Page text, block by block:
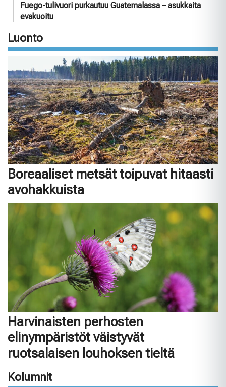
Fuego-tulivuori purkautuu Guatemalassa – asukkaita
evakuoitu
Luonto
Boreaaliset metsät toipuvat hitaasti
avohakkuista
Harvinaisten perhosten
elinympäristöt väistyvät
ruotsalaisen louhoksen tieltä
Kolumnit